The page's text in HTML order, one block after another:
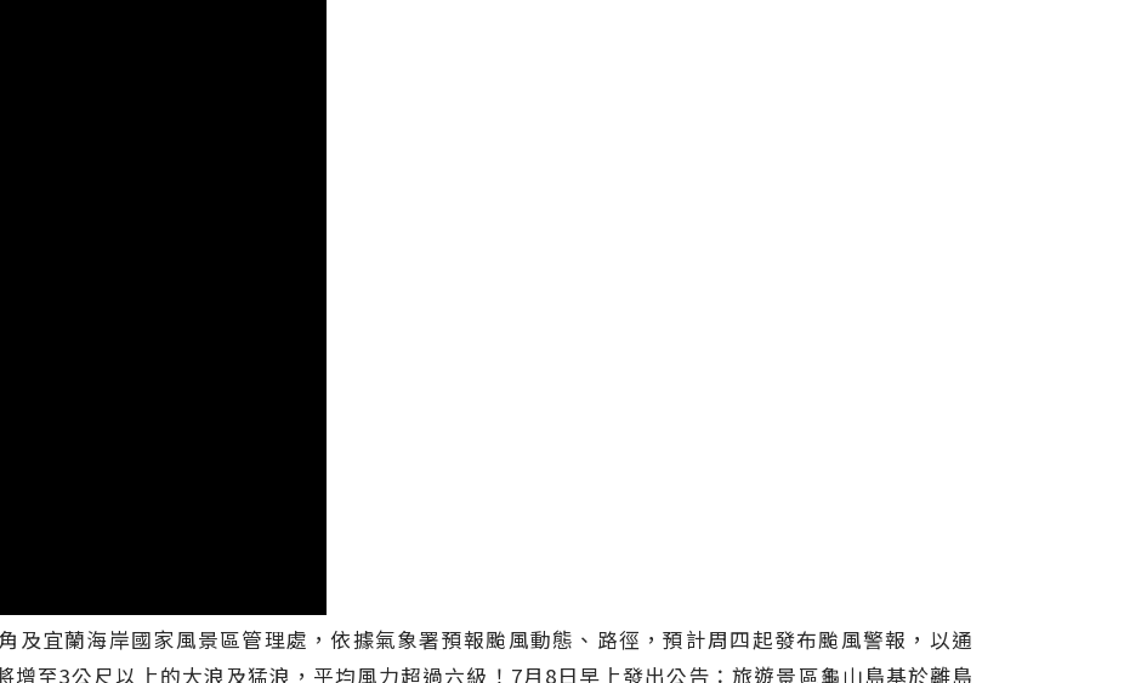
及宜蘭海岸國家風景區管理處，依據氣象署預報颱風動態、路徑，預計周四起發布颱風警報，以通
增至3公尺以上的大浪及猛浪，平均風力超過六級！7月8日早上發出公告：旅遊景區龜山島基於離島